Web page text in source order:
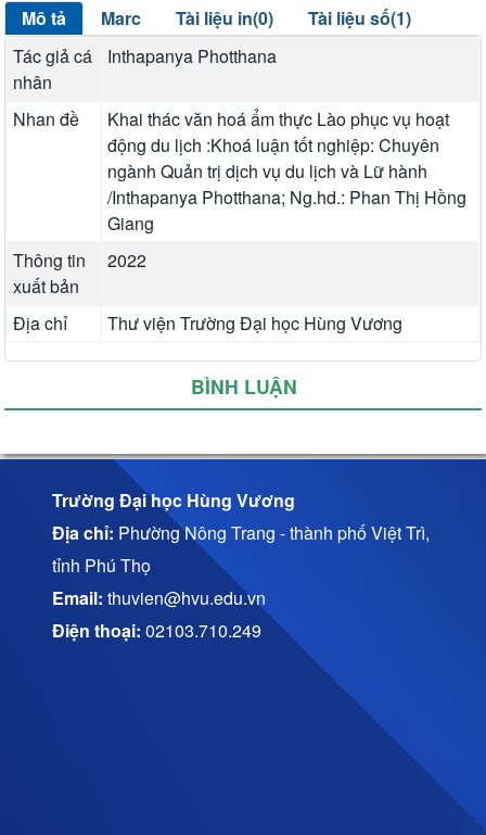
Mô tả Marc Tài liệu in(0)
Tài liệu số(1)
Tác giả cá
nhân
Inthapanya Photthana
Nhan đề
Khai thác văn hoá ẩm thực Lào phục vụ hoạt
động du lịch :Khoá luận tốt nghiệp: Chuyên
ngành Quản trị dịch vụ du lịch và Lữ hành
/Inthapanya Photthana; Ng.hd.: Phan Thị Hồng
Giang
Thông tin
xuất bản
2022
Địa chỉ Thư viện Trường Đại học Hùng Vương
BÌNH LUẬN
Trường Đại học Hùng Vương
Địa chỉ: Phường Nông Trang - thành phố Việt Trì,
tỉnh Phú Thọ
Email: thuvien@hvu.edu.vn
Điện thoại: 02103.710.249